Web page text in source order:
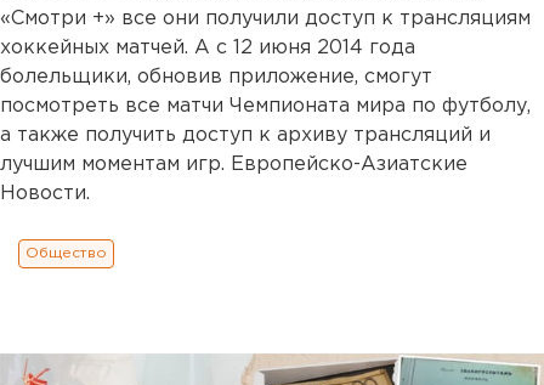
«Смотри +» все они получили доступ к трансляциям
хоккейных матчей. А с 12 июня 2014 года
болельщики, обновив приложение, смогут
посмотреть все матчи Чемпионата мира по футболу,
а также получить доступ к архиву трансляций и
лучшим моментам игр. Европейско-Азиатские
Новости.
Общество